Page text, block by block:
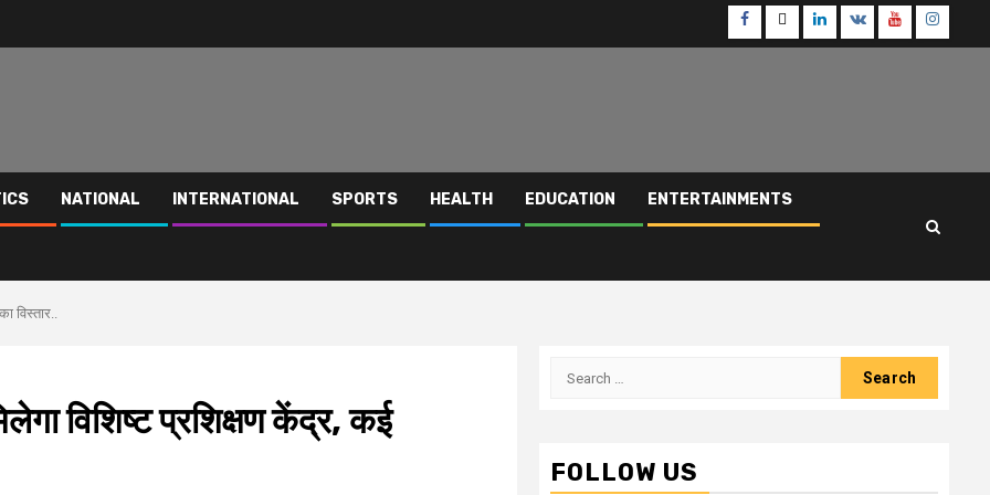
Facebook
TwitterLinkedin
VK Youtube
NATIONAL INTERNATIONAL SPORTS HEALTH EDUCATION ENTERTAINMENTS
विस्तार..
विशिष्ट प्रशिक्षण केंद्र, कई
Search
FOLLOW US